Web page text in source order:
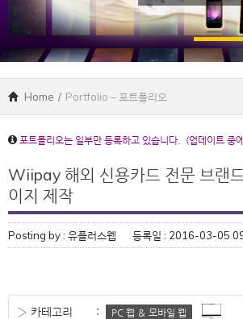
Home / Portfolio – 포트폴리오
포트폴리오는 일부만 등록하고 있습니다. (업데이트 중
Wiipay 해외 신용카드 전문 브랜
이지 제작
Posting by : 유플러스웹 등록일 : 2016-03-05
› 카테고리 : PC 웹 ＆ 모바일 웹